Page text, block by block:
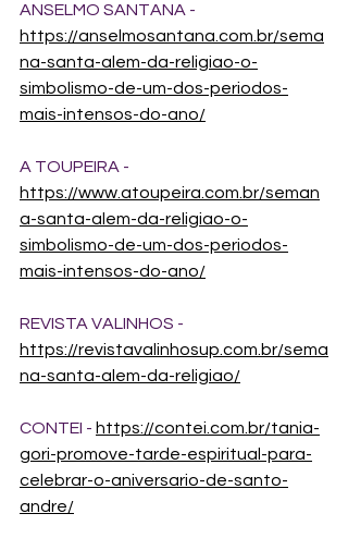
ANSELMO SANTANA -
https://anselmosantana.com.br/sema
na-santa-alem-da-religiao-o-
simbolismo-de-um-dos-periodos-
mais-intensos-do-ano/
A TOUPEIRA -
https://www.atoupeira.com.br/seman
a-santa-alem-da-religiao-o-
simbolismo-de-um-dos-periodos-
mais-intensos-do-ano/
REVISTA VALINHOS -
https://revistavalinhosup.com.br/sema
na-santa-alem-da-religiao/
CONTEI - https://contei.com.br/tania-
gori-promove-tarde-espiritual-para-
celebrar-o-aniversario-de-santo-
andre/